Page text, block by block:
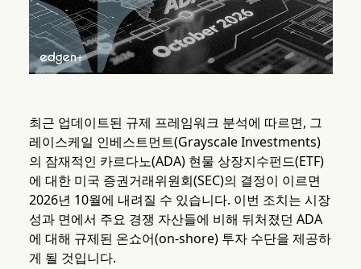
최근 업데이트된 규제 프레임워크 분석에 따르면, 그
레이스케일 인베스트먼트(Grayscale Investments)
의 잠재적인 카르다노(ADA) 현물 상장지수펀드(ETF)
에 대한 미국 증권거래위원회(SEC)의 결정이 이르면
2026년 10월에 내려질 수 있습니다. 이번 조치는 시장
성과 면에서 주요 경쟁 자산들에 비해 뒤처졌던 ADA
에 대해 규제된 온쇼어(on-shore) 투자 수단을 제공하
게 될 것입니다.